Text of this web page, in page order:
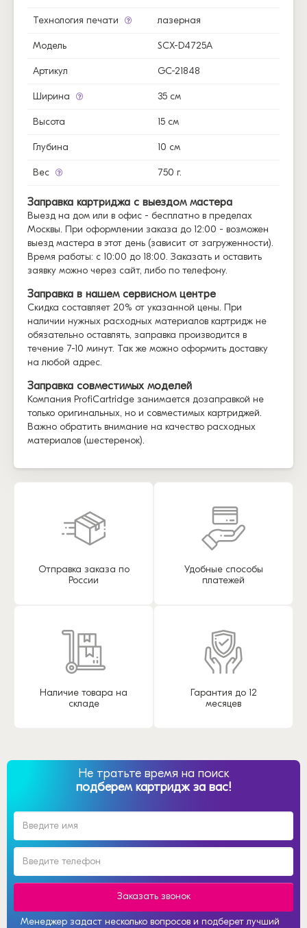
Технология печати лазерная
Модель SCX-D4725A
Артикул GC-21848
Ширина 35 см
Высота 15 см
Глубина 10 см
Вес 750 г.
Заправка картриджа с выездом мастера
Выезд на дом или в офис - бесплатно в пределах
Москвы. При оформлении заказа до 12:00 - возможен
выезд мастера в этот день (зависит от загруженности).
Время работы: с 10:00 до 18:00. Заказать и оставить
заявку можно через сайт, либо по телефону.
Заправка в нашем сервисном центре
Скидка составляет 20% от указанной цены. При
наличии нужных расходных материалов картридж не
обязательно оставлять, заправка производится в
течение 7-10 минут. Так же можно оформить доставку
на любой адрес.
Заправка совместимых моделей
Компания ProfiCartridge занимается дозаправкой не
только оригинальных, но и совместимых картриджей.
Важно обратить внимание на качество расходных
материалов (шестеренок).
Отправка заказа по
России
Удобные способы
платежей
Наличие товара на
складе
Гарантия до 12
месяцев
Не тратьте время на поиск
подберем картридж за вас!
Заказать звонок
Менеджер задаст несколько вопросов и подберет лучший